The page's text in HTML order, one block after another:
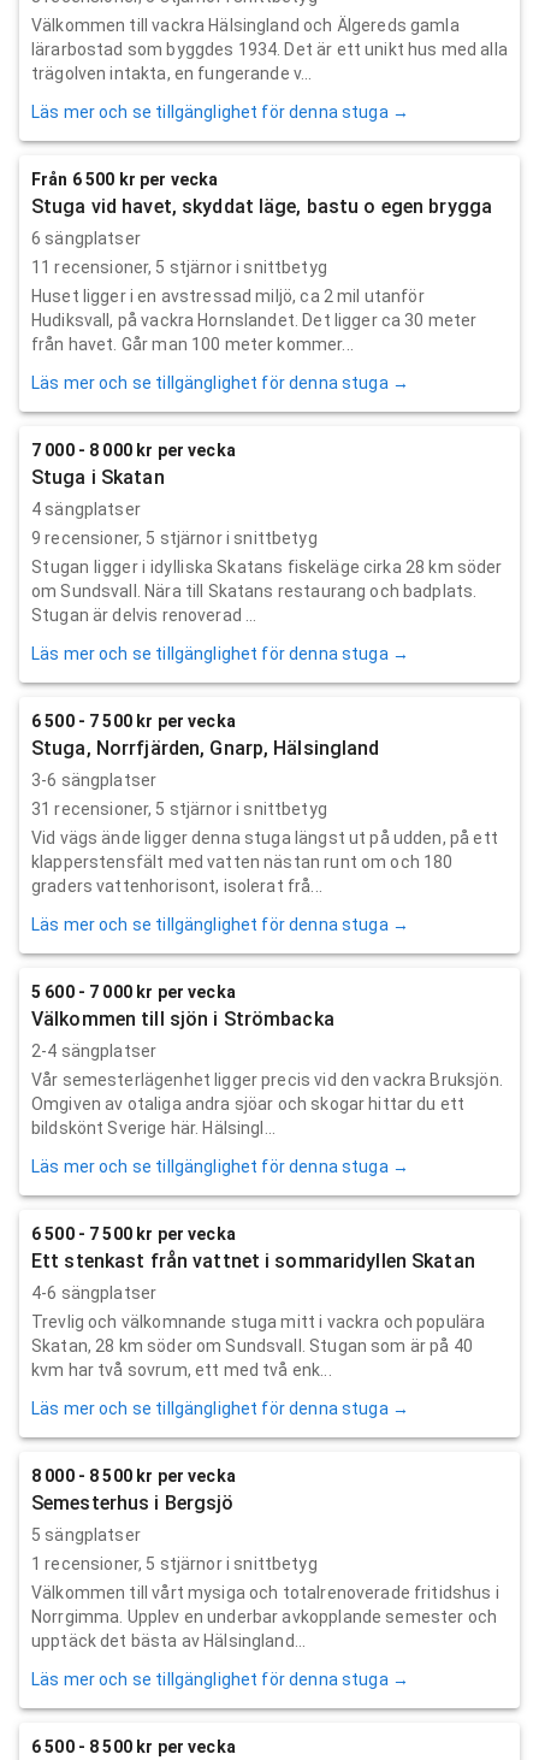
Välkommen till vackra Hälsingland och Älgereds gamla
lärarbostad som byggdes 1934. Det är ett unikt hus med alla
trägolven intakta, en fungerande v...
Läs mer och se tillgänglighet för denna stuga →
Från 6 500 kr per vecka
Stuga vid havet, skyddat läge, bastu o egen brygga
6 sängplatser
11 recensioner, 5 stjärnor i snittbetyg
Huset ligger i en avstressad miljö, ca 2 mil utanför
Hudiksvall, på vackra Hornslandet. Det ligger ca 30 meter
från havet. Går man 100 meter kommer...
Läs mer och se tillgänglighet för denna stuga →
7 000 - 8 000 kr per vecka
Stuga i Skatan
4 sängplatser
9 recensioner, 5 stjärnor i snittbetyg
Stugan ligger i idylliska Skatans fiskeläge cirka 28 km söder
om Sundsvall. Nära till Skatans restaurang och badplats.
Stugan är delvis renoverad ...
Läs mer och se tillgänglighet för denna stuga →
6 500 - 7 500 kr per vecka
Stuga, Norrfjärden, Gnarp, Hälsingland
3-6 sängplatser
31 recensioner, 5 stjärnor i snittbetyg
Vid vägs ände ligger denna stuga längst ut på udden, på ett
klapperstensfält med vatten nästan runt om och 180
graders vattenhorisont, isolerat frå...
Läs mer och se tillgänglighet för denna stuga →
5 600 - 7 000 kr per vecka
Välkommen till sjön i Strömbacka
2-4 sängplatser
Vår semesterlägenhet ligger precis vid den vackra Bruksjön.
Omgiven av otaliga andra sjöar och skogar hittar du ett
bildskönt Sverige här. Hälsingl...
Läs mer och se tillgänglighet för denna stuga →
6 500 - 7 500 kr per vecka
Ett stenkast från vattnet i sommaridyllen Skatan
4-6 sängplatser
Trevlig och välkomnande stuga mitt i vackra och populära
Skatan, 28 km söder om Sundsvall. Stugan som är på 40
kvm har två sovrum, ett med två enk...
Läs mer och se tillgänglighet för denna stuga →
8 000 - 8 500 kr per vecka
Semesterhus i Bergsjö
5 sängplatser
1 recensioner, 5 stjärnor i snittbetyg
Välkommen till vårt mysiga och totalrenoverade fritidshus i
Norrgimma. Upplev en underbar avkopplande semester och
upptäck det bästa av Hälsingland...
Läs mer och se tillgänglighet för denna stuga →
6 500 - 8 500 kr per vecka